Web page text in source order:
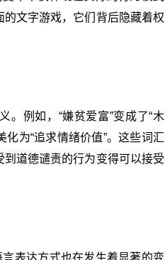
的文字游戏，它们背后隐藏着权
例如，“嫌贫爱富”变成了“木
化为“追求情绪价值”。这些词汇
道德谴责的行为变得可以接受
表达方式也在发生着显著的变